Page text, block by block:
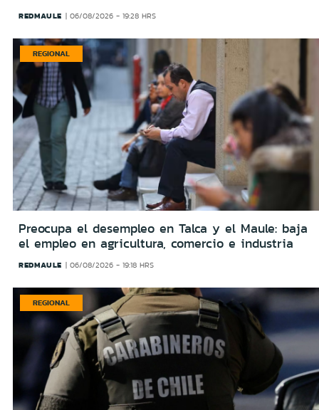
REDMAULE 06/08/2026 - 19:28 HRS
REGIONAL
Preocupa el desempleo en Talca y el Maule: baja
el empleo en agricultura, comercio e industria
REDMAULE 06/08/2026 - 19:18 HRS
REGIONAL